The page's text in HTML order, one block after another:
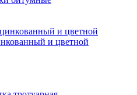
и цветной